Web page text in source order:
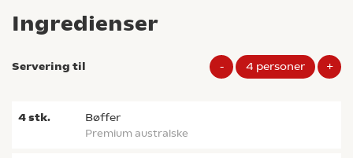
Ingredienser
Servering til - 4 personer +
4stk. bøffer
Premium australske